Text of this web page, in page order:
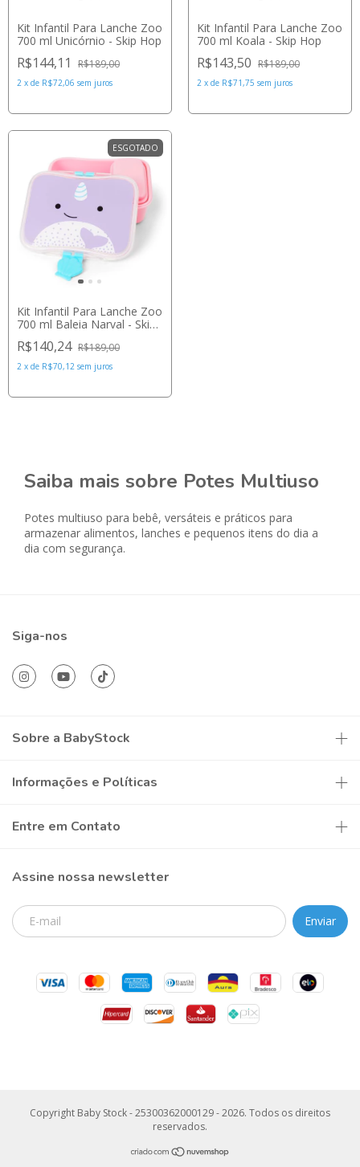
Kit Infantil Para Lanche Zoo
700 ml Unicórnio - Skip Hop
R$144,11 R$189,00
2 x de R$72,06 sem juros
Kit Infantil Para Lanche Zoo
700 ml Koala - Skip Hop
R$143,50 R$189,00
2 x de R$71,75 sem juros
ESGOTADO
Kit Infantil Para Lanche Zoo
700 ml Baleia Narval - Skip
R$140,24 R$189,00
2 x de R$70,12 sem juros
Saiba mais sobre Potes Multiuso
Potes multiuso para bebê, versáteis e práticos para
armazenar alimentos, lanches e pequenos itens do dia a
dia com segurança.
Siga-nos
Sobre a BabyStock
Informações e Políticas
Entre em Contato
Assine nossa newsletter
Copyright Baby Stock - 25300362000129 - 2026. Todos os direitos
reservados.